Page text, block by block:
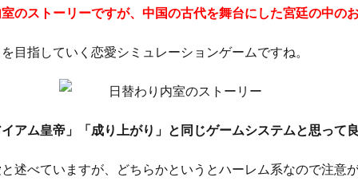
のストーリーですが、中国の古代を舞台にした宮廷の中の
目指していく恋愛シミュレーションゲームですね。
アム皇帝」「成り上がり」と同じゲームシステムと思って
述べていますが、どちらかというとハーレム系なので注意